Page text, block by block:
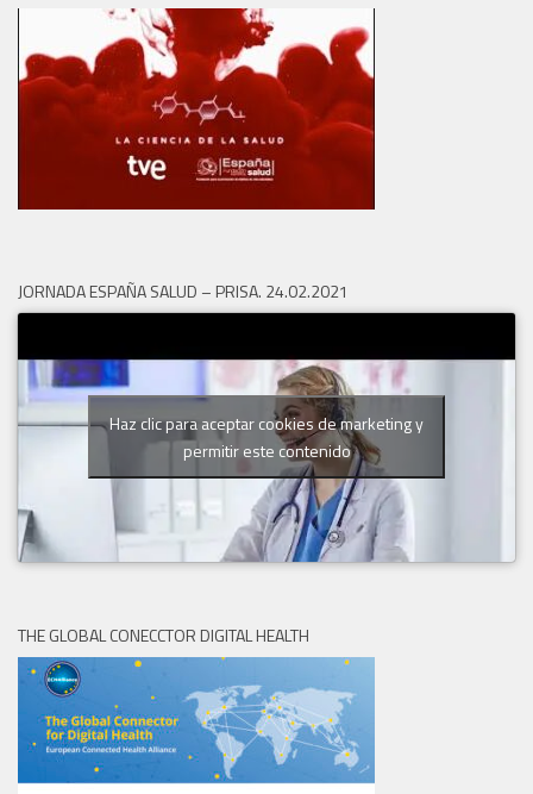
JORNADA ESPAÑA SALUD – PRISA. 24.02.2021
Haz clic para aceptar cookies de marketing y
permitir este contenido
THE GLOBAL CONECCTOR DIGITAL HEALTH